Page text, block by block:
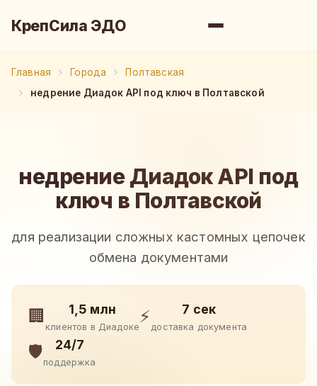
КрепСила ЭДО
Главная Города
Полтавская
недрение Диадок API под ключ в Полтавской
недрение Диадок API под
ключ в Полтавской
для реализации сложных кастомных цепочек
обмена документами
🏢 1,5 млн
клиентов в Диадоке
⚡ 7 сек
доставка документа
🛡️ 24/7
поддержка